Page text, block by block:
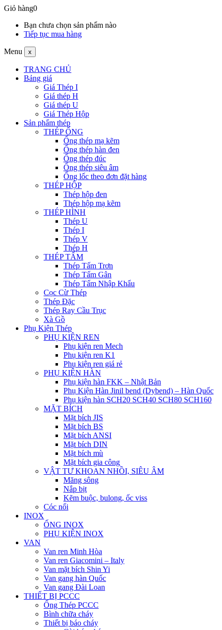
Giỏ hàng0
Bạn chưa chọn sản phẩm nào
Tiếp tục mua hàng
Menu x
TRANG CHỦ
Bảng giá
Giá Thép I
Giá thép H
Giá thép U
Giá Thép Hộp
Sản phẩm thép
THÉP ỐNG
Ống thép mạ kẽm
Ống thép hàn đen
Ống thép đúc
Ống thép siêu âm
Ống lốc theo đơn đặt hàng
THÉP HỘP
Thép hộp đen
Thép hộp mạ kẽm
THÉP HÌNH
Thép U
Thép I
Thép V
Thép H
THÉP TẤM
Thép Tấm Trơn
Thép Tấm Gân
Thép Tấm Nhập Khẩu
Cọc Cừ Thép
Thép Đặc
Thép Ray Cầu Trục
Xà Gồ
Phụ Kiện Thép
PHỤ KIỆN REN
Phụ kiện ren Mech
Phụ kiện ren K1
Phụ kiện ren giá rẻ
PHỤ KIỆN HÀN
Phụ kiện hàn FKK – Nhật Bản
Phụ Kiện Hàn Jinil bend (Dybend) – Hàn Quốc
Phụ kiện hàn SCH20 SCH40 SCH80 SCH160
MẶT BÍCH
Mặt bích JIS
Mặt bích BS
Mặt bích ANSI
Mặt bích DIN
Mặt bích mù
Mặt bích gia công
VẬT TƯ KHOAN NHỒI, SIÊU ÂM
Măng sông
Nắp bịt
Kẽm buộc, bulong, ốc viss
Cóc nối
INOX
ỐNG INOX
PHỤ KIỆN INOX
VAN
Van ren Minh Hòa
Van ren Giacomini – Italy
Van mặt bích Shin Yi
Van gang hàn Quốc
Van gang Đài Loan
THIẾT BỊ PCCC
Ống Thép PCCC
Bình chữa cháy
Thiết bị báo cháy